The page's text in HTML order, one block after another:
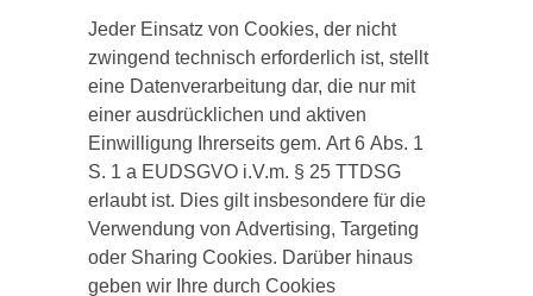
Jeder Einsatz von Cookies, der nicht
zwingend technisch erforderlich ist, stellt
eine Datenverarbeitung dar, die nur mit
einer ausdrücklichen und aktiven
Einwilligung Ihrerseits gem. Art 6 Abs. 1
S. 1 a EUDSGVO i.V.m. § 25 TTDSG
erlaubt ist. Dies gilt insbesondere für die
Verwendung von Advertising, Targeting
oder Sharing Cookies. Darüber hinaus
geben wir Ihre durch Cookies